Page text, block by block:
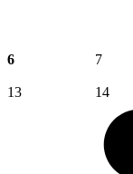
6 7
13 14